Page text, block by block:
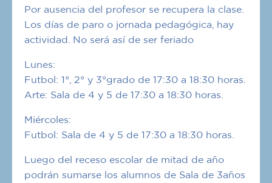
Por ausencia del profesor se recupera la clase.
Los días de paro o jornada pedagógica, hay
actividad. No será así de ser feriado
Lunes:
Futbol: 1°, 2° y 3°grado de 17:30 a 18:30 horas.
Arte: Sala de 4 y 5 de 17:30 a 18:30 horas.
Miércoles:
Futbol: Sala de 4 y 5 de 17:30 a 18:30 horas.
Luego del receso escolar de mitad de año
podrán sumarse los alumnos de Sala de 3años